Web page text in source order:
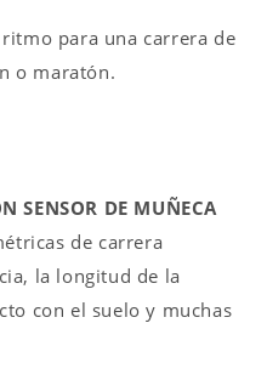
para una carrera de
o maratón.
SENSOR DE MUÑECA
de carrera
la longitud de la
con el suelo y muchas